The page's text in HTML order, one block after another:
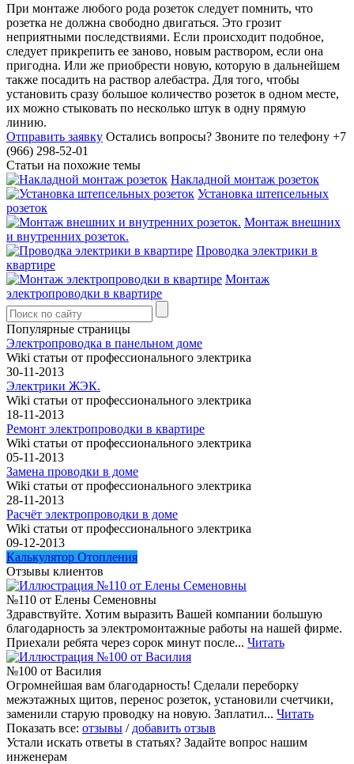
При монтаже любого рода розеток следует помнить, что
розетка не должна свободно двигаться. Это грозит
неприятными последствиями. Если происходит подобное,
следует прикрепить ее заново, новым раствором, если она
пригодна. Или же приобрести новую, которую в дальнейшем
также посадить на раствор алебастра. Для того, чтобы
установить сразу большое количество розеток в одном месте,
их можно стыковать по несколько штук в одну прямую
линию.
Отправить заявку Остались вопросы? Звоните по телефону +7
(966) 298-52-01
Статьи на похожие темы
Накладной монтаж розеток
Установка штепсельных
розеток
Монтаж внешних
и внутренних розеток.
Проводка электрики в
квартире
Монтаж
электропроводки в квартире
Популярные страницы
Электропроводка в панельном доме
Wiki статьи от профессионального электрика
30-11-2013
Электрики ЖЭК.
Wiki статьи от профессионального электрика
18-11-2013
Ремонт электропроводки в квартире
Wiki статьи от профессионального электрика
05-11-2013
Замена проводки в доме
Wiki статьи от профессионального электрика
28-11-2013
Расчёт электропроводки в доме
Wiki статьи от профессионального электрика
09-12-2013
Калькулятор Отопления
Отзывы клиентов
№110 от Елены Семеновны
Здравствуйте. Хотим выразить Вашей компании большую
благодарность за электромонтажные работы на нашей фирме.
Приехали ребята через сорок минут после... Читать
№100 от Василия
Огромнейшая вам благодарность! Сделали переборку
межэтажных щитов, перенос розеток, установили счетчики,
заменили старую проводку на новую. Заплатил... Читать
Показать все: отзывы / добавить отзыв
Устали искать ответы в статьях? Задайте вопрос нашим
инженерам